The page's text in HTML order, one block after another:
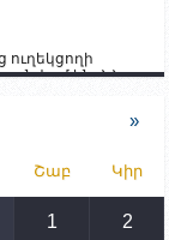
են ՀՀ
շահավետ
»
Շաբ Կիր
1 2